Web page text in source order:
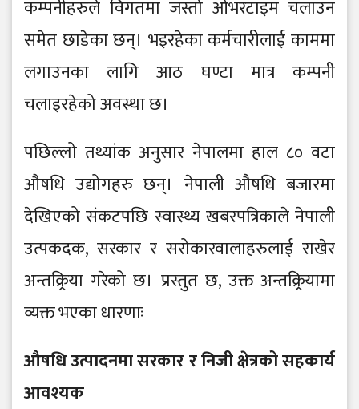
कम्पनीहरुले विगतमा जस्तो ओभरटाइम चलाउन
समेत छाडेका छन्। भइरहेका कर्मचारीलाई काममा
लगाउनका लागि आठ घण्टा मात्र कम्पनी
चलाइरहेको अवस्था छ।
पछिल्लो तथ्यांक अनुसार नेपालमा हाल ८० वटा
औषधि उद्योगहरु छन्। नेपाली औषधि बजारमा
देखिएको संकटपछि स्वास्थ्य खबरपत्रिकाले नेपाली
उत्पकदक, सरकार र सरोकारवालाहरुलाई राखेर
अन्तक्र्रिया गरेको छ। प्रस्तुत छ, उक्त अन्तक्र्रियामा
व्यक्त भएका धारणाः
औषधि उत्पादनमा सरकार र निजी क्षेत्रको सहकार्य
आवश्यक